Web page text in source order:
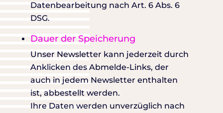
Datenbearbeitung nach Art. 6 Abs. 6
DSG.
Dauer der Speicherung
Unser Newsletter kann jederzeit durch
Anklicken des Abmelde-Links, der
auch in jedem Newsletter enthalten
ist, abbestellt werden.
Ihre Daten werden unverzüglich nach